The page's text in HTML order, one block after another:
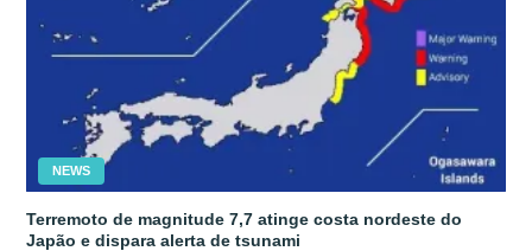
NEWS
Terremoto de magnitude 7,7 atinge costa nordeste do
Japão e dispara alerta de tsunami